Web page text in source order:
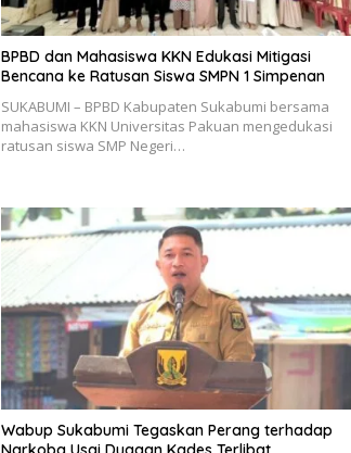
BPBD dan Mahasiswa KKN Edukasi Mitigasi
Bencana ke Ratusan Siswa SMPN 1 Simpenan
SUKABUMI – BPBD Kabupaten Sukabumi bersama
mahasiswa KKN Universitas Pakuan mengedukasi
ratusan siswa SMP Negeri…
Wabup Sukabumi Tegaskan Perang terhadap